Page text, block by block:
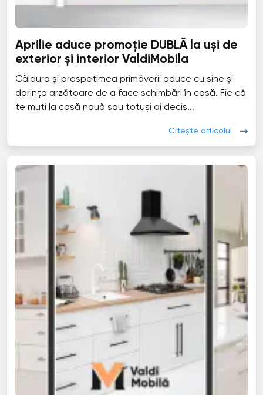
Aprilie aduce promoție DUBLĂ la uși de
exterior și interior ValdiMobila
Căldura și prospețimea primăverii aduce cu sine și
dorința arzătoare de a face schimbări în casă. Fie că
te muți la casă nouă sau totuși ai decis...
Citește articolul